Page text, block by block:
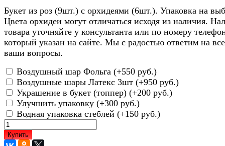
Букет из роз (9шт.) с орхидеями (6шт.). Упаковка на
Цвета орхидеи могут отличаться исходя из наличия.
товара уточняйте у консультанта или по номеру
который указан на сайте. Мы с радостью ответим на все
ваши вопросы.
Воздушный шар Фольга (+550 руб.)
Воздушные шары Латекс 3шт (+950 руб.)
Украшение в букет (топпер) (+200 руб.)
Улучшить упаковку (+300 руб.)
Водная упаковка стеблей (+150 руб.)
Купить